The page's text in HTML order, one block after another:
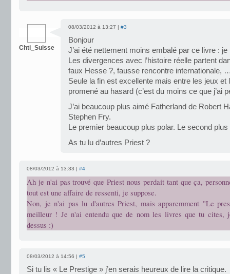
Chti_Suisse
08/03/2012 à 13:27 | #3
Bonjour
J’ai été nettement moins embalé par ce livre :
Les divergences avec l’histoire réelle partent
faux Hesse ?, fausse rencontre internationale,
Seule la fin est excellente mais entre les jeux et
promené au hasard (c’est du moins ce que j’ai
J’ai beaucoup plus aimé Fatherland de Robert
Stephen Fry.
Le premier beaucoup plus polar. Le second
As tu lu d’autres Priest ?
08/03/2012 à 13:33 | #4
Ah je n'ai pas trouvé que Priest nous perdait tant que ça,
tout est une affaire de ressenti, je suppose.
Non, je n'ai pas lu d'autres Priest, mais apparemment "Le
meilleur ! Je n'ai entendu que de nom les livres que tu cites,
dessus :)
08/03/2012 à 14:56 | #5
Si tu lis « Le Prestige » j’en serais heureux de lire la critique.